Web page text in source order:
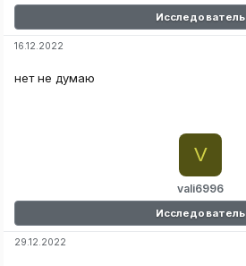
Исследователь
16.12.2022
нет не думаю
vali6996
V
Исследователь
29.12.2022